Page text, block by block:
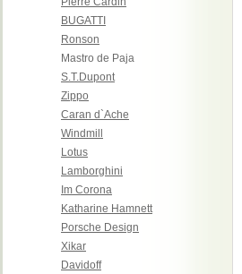
BUGATTI
Ronson
Mastro de Paja
S.T.Dupont
Zippo
Caran d`Ache
Windmill
Lotus
Lamborghini
Im Corona
Katharine Hamnett
Porsche Design
Xikar
Davidoff